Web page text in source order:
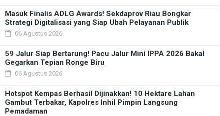
Masuk Finalis ADLG Awards! Sekdaprov Riau Bongkar
Strategi Digitalisasi yang Siap Ubah Pelayanan Publik
06 Agustus 2026
59 Jalur Siap Bertarung! Pacu Jalur Mini IPPA 2026 Bakal
Gegarkan Tepian Ronge Biru
06 Agustus 2026
Hotspot Kempas Berhasil Dijinakkan! 10 Hektare Lahan
Gambut Terbakar, Kapolres Inhil Pimpin Langsung
Pemadaman